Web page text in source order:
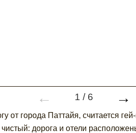
← 1 / 6 →
от города Паттайя, считается
дорога и отели